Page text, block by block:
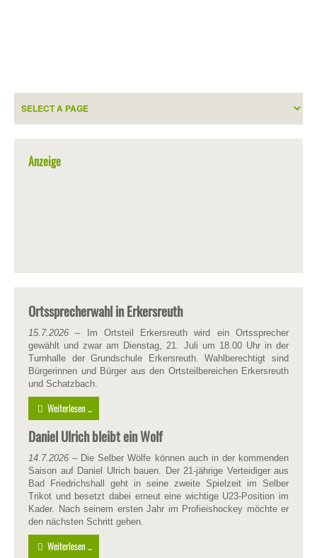
Anzeige
Ortssprecherwahl in Erkersreuth
15.7.2026 – Im Ortsteil Erkersreuth wird ein Ortssprecher
gewählt und zwar am Dienstag, 21. Juli um 18.00 Uhr in der
Turnhalle der Grundschule Erkersreuth. Wahlberechtigt sind
Bürgerinnen und Bürger aus den Ortsteilbereichen Erkersreuth
und Schatzbach.
Weiterlesen ...
Daniel Ulrich bleibt ein Wolf
14.7.2026 – Die Selber Wölfe können auch in der kommenden
Saison auf Daniel Ulrich bauen. Der 21-jährige Verteidiger aus
Bad Friedrichshall geht in seine zweite Spielzeit im Selber
Trikot und besetzt dabei erneut eine wichtige U23-Position im
Kader. Nach seinem ersten Jahr im Profieishockey möchte er
den nächsten Schritt gehen.
Weiterlesen ...